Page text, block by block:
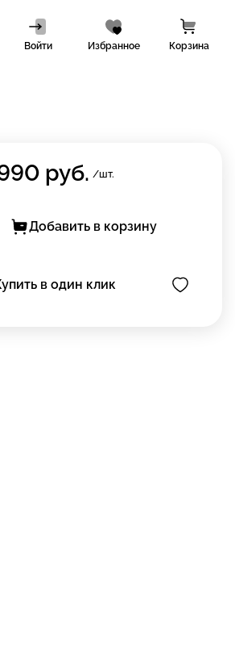
Войти Избранное Корзина
руб. /шт.
Добавить в корзину
в один клик